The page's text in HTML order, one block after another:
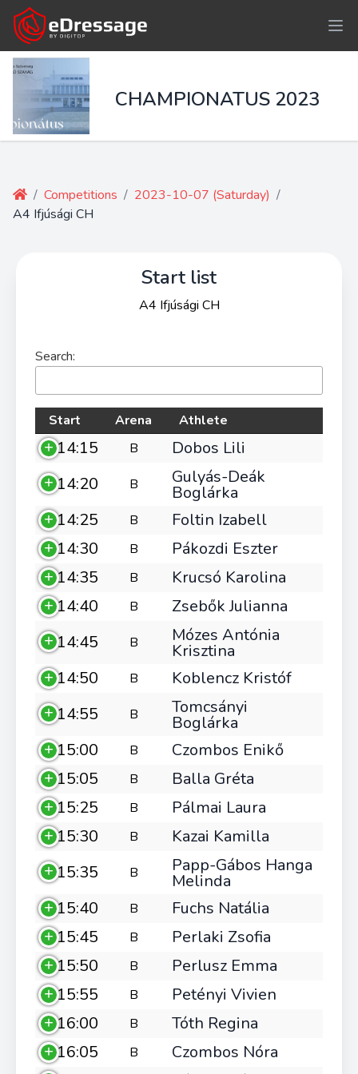
CHAMPIONATUS 2023
/ Competitions / 2023-10-07 (Saturday) /
A4 Ifjúsági CH
Start list
A4 Ifjúsági CH
Search:
Start Arena Athlete
14:15 B
Dobos Lili
14:20
B Gulyás-Deák
Boglárka
14:25
B
Foltin Izabell
14:30
B
Pákozdi Eszter
14:35
B
Krucsó Karolina
14:40
B
Zsebők Julianna
14:45
B Mózes Antónia
Krisztina
14:50
B
Koblencz Kristóf
14:55
B Tomcsányi
Boglárka
15:00
B
Czombos Enikő
15:05
B
Balla Gréta
15:25
B
Pálmai Laura
15:30
B
Kazai Kamilla
15:35
B Papp-Gábos Hanga
Melinda
15:40
B
Fuchs Natália
15:45
B
Perlaki Zsofia
15:50
B
Perlusz Emma
15:55
B
Petényi Vivien
16:00
B
Tóth Regina
16:05
B
Czombos Nóra